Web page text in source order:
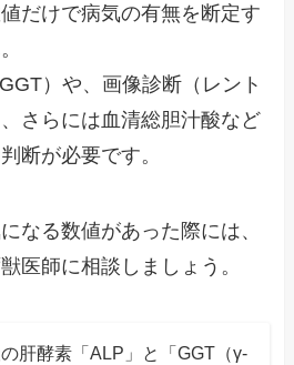
だけで病気の有無を断定す
）や、画像診断（レント
さらには血清総胆汁酸など
断が必要です。
なる数値があった際には、
医師に相談しましょう。
肝酵素「ALP」と「GGT（γ-